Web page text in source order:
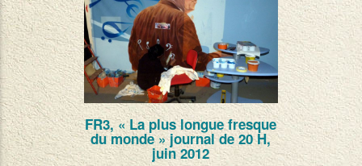
FR3, « La plus longue fresque
du monde » journal de 20 H,
juin 2012